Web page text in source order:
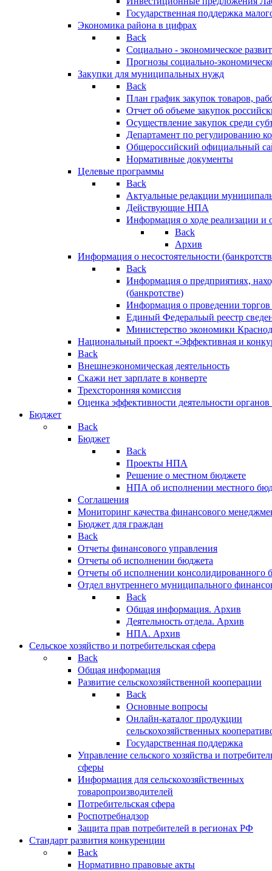
Государственная поддержка
Экономика района в цифрах
Back
Социально - экономическое
Прогнозы социально-
Закупки для муниципальных нужд
Back
План график закупок товаров,
Отчет об объеме закупок
Осуществление закупок среди
Департамент по регулированию
Общероссийский официальный
Нормативные документы
Целевые программы
Back
Актуальные редакции
Действующие НПА
Информация о ходе реализации
Back
Архив
Информация о несостоятельности
Back
Информация о предприятиях,
(банкротстве)
Информация о проведении
Единый Федеральый реестр
Министерство экономики
Национальный проект «Эффективная и
Back
Внешнеэкономическая деятельность
Скажи нет зарплате в конверте
Трехсторонняя комиссия
Оценка эффективности деятельности
Бюджет
Back
Бюджет
Back
Проекты НПА
Решение о местном бюджете
НПА об исполнении местного
Соглашения
Мониторинг качества финансового
Бюджет для граждан
Back
Отчеты финансового управления
Отчеты об исполнении бюджета
Отчеты об исполнении консолидированного
Отдел внутреннего муниципального
Back
Общая информация. Архив
Деятельность отдела. Архив
НПА. Архив
Сельское хозяйство и потребительская сфера
Back
Общая информация
Развитие сельскохозяйственной кооперации
Back
Основные вопросы
Онлайн-каталог продукции
сельскохозяйственных
Государственная поддержка
Управление сельского хозяйства и
сферы
Информация для сельскохозяйственных
товаропроизводителей
Потребительская сфера
Роспотребнадзор
Защита прав потребителей в регионах РФ
Стандарт развития конкуренции
Back
Нормативно правовые акты